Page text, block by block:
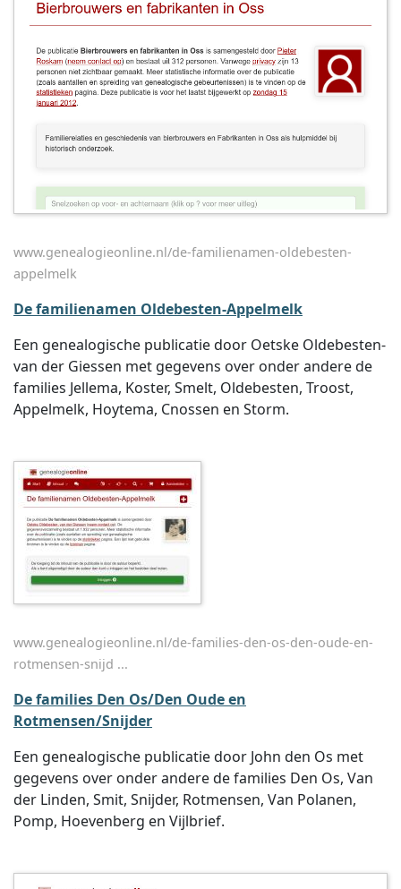
www.genealogieonline.nl/de-familienamen-oldebesten-
appelmelk
De familienamen Oldebesten-Appelmelk
Een genealogische publicatie door Oetske Oldebesten-
van der Giessen met gegevens over onder andere de
families Jellema, Koster, Smelt, Oldebesten, Troost,
Appelmelk, Hoytema, Cnossen en Storm.
www.genealogieonline.nl/de-families-den-os-den-oude-en-
rotmensen-snijd ...
De families Den Os/Den Oude en
Rotmensen/Snijder
Een genealogische publicatie door John den Os met
gegevens over onder andere de families Den Os, Van
der Linden, Smit, Snijder, Rotmensen, Van Polanen,
Pomp, Hoevenberg en Vijlbrief.